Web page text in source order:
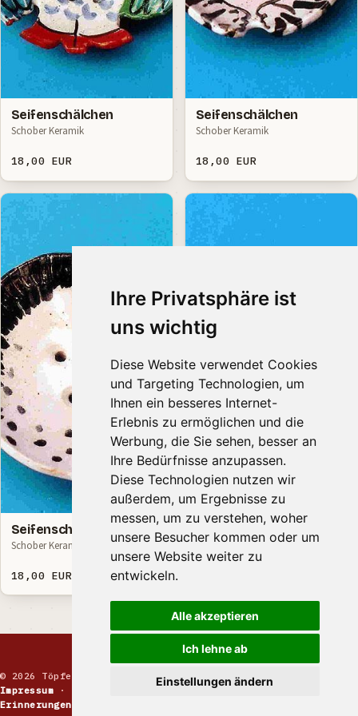
Ihre Privatsphäre ist
uns wichtig
Diese Website verwendet Cookies
und Targeting Technologien, um
Ihnen ein besseres Internet-
Erlebnis zu ermöglichen und die
Werbung, die Sie sehen, besser an
Ihre Bedürfnisse anzupassen.
Diese Technologien nutzen wir
außerdem, um Ergebnisse zu
messen, um zu verstehen, woher
unsere Besucher kommen oder um
unsere Website weiter zu
entwickeln.
Alle akzeptieren
Ich lehne ab
Einstellungen ändern
Seifenschälchen
Schober Keramik
18,00 EUR
Seifenschälchen
Schober Keramik
18,00 EUR
Seifenschälchen
Schober Keramik
18,00 EUR
Seifenschälchen
Schober Keramik
© 2026 Töpfermarkt · Handgemachte Keramik
Impressum · Datenschutz ·Markt melden
Erinnerungen